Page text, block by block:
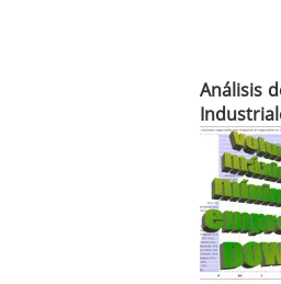
Análisis